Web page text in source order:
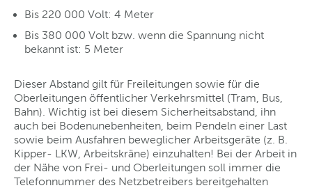
Bis 220 000 Volt: 4 Meter
Bis 380 000 Volt bzw. wenn die Spannung nicht
bekannt ist: 5 Meter
Dieser Abstand gilt für Freileitungen sowie für die
Oberleitungen öffentlicher Verkehrsmittel (Tram, Bus,
Bahn). Wichtig ist bei diesem Sicherheitsabstand, ihn
auch bei Bodenunebenheiten, beim Pendeln einer Last
sowie beim Ausfahren beweglicher Arbeitsgeräte (z. B.
Kipper- LKW, Arbeitskräne) einzuhalten! Bei der Arbeit in
der Nähe von Frei- und Oberleitungen soll immer die
Telefonnummer des Netzbetreibers bereitgehalten